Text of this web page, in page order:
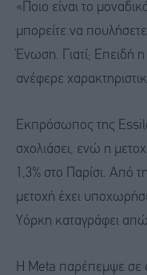
«Ποιο είναι το
μπορείτε να
Ένωση. Γιατί; Επειδή
ανέφερε
Εκπρόσωπος της
σχολιάσει, ενώ η
1,3% στο Παρίσι. Από
μετοχή έχει
Υόρκη καταγράφει
Η Meta παρέπεμψε σε